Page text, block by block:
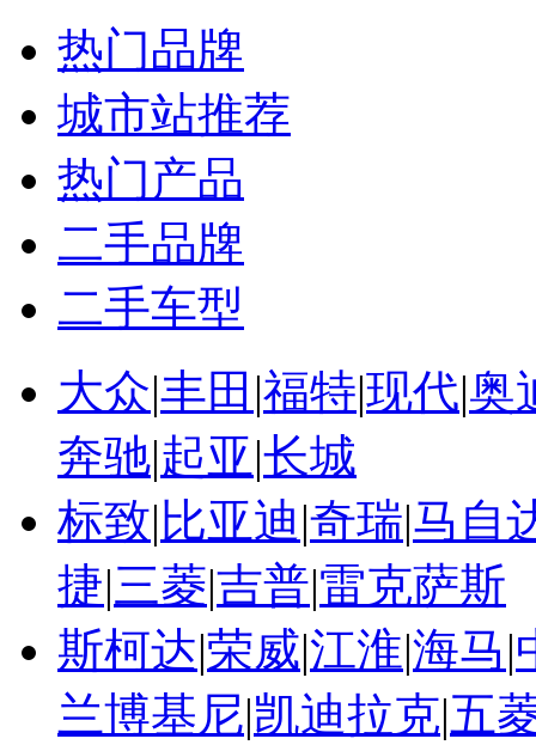
热门品牌
城市站推荐
热门产品
二手品牌
二手车型
大众|丰田 |福特|现代|奥
奔驰|起亚|长城
标致| 比亚迪|奇瑞|马自
捷|三菱|吉普|雷克萨斯
斯柯达|荣威|江淮|海马|
兰博基尼|凯迪拉克|五